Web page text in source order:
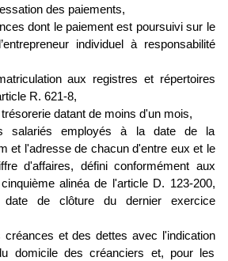
des paiements,
dont le paiement est poursuivi sur le
individuel à responsabilité
aux registres et répertoires
R. 621-8,
datant de moins d'un mois,
salariés employés à la date de la
et l'adresse de chacun d'entre eux et le
d'affaires, défini conformément aux
alinéa de l'article D. 123-200,
de clôture du dernier exercice
créances et des dettes avec l'indication
domicile des créanciers et, pour les